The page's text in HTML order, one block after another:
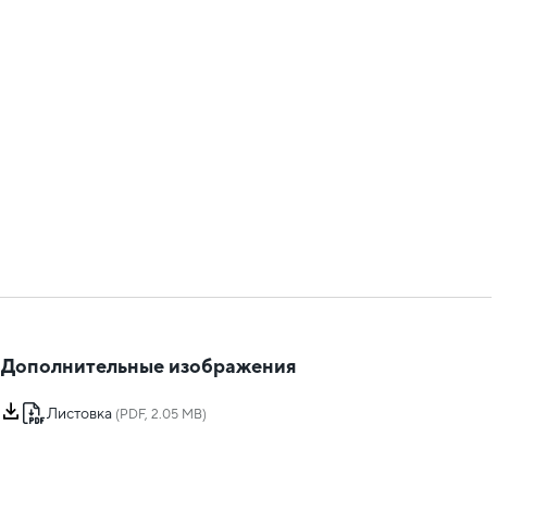
Дополнительные изображения
Листовка (PDF, 2.05 MB)